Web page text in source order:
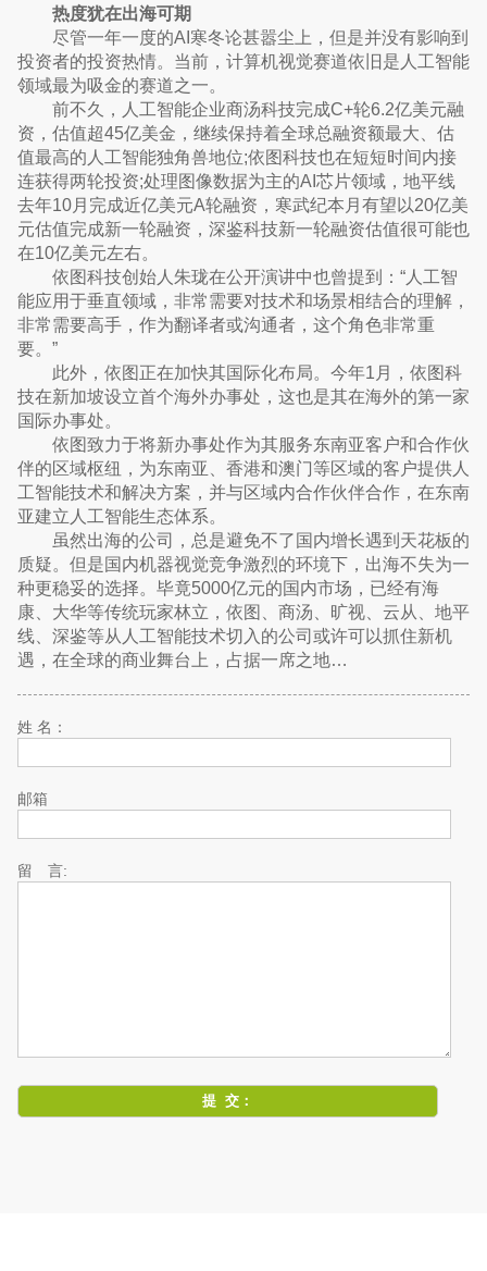
热度犹在出海可期
尽管一年一度的AI寒冬论甚嚣尘上，但是并没有影响到
投资者的投资热情。当前，计算机视觉赛道依旧是人工智能
领域最为吸金的赛道之一。
前不久，人工智能企业商汤科技完成C+轮6.2亿美元融
资，估值超45亿美金，继续保持着全球总融资额最大、估
值最高的人工智能独角兽地位;依图科技也在短短时间内接
连获得两轮投资;处理图像数据为主的AI芯片领域，地平线
去年10月完成近亿美元A轮融资，寒武纪本月有望以20亿美
元估值完成新一轮融资，深鉴科技新一轮融资估值很可能也
在10亿美元左右。
依图科技创始人朱珑在公开演讲中也曾提到：“人工智
能应用于垂直领域，非常需要对技术和场景相结合的理解，
非常需要高手，作为翻译者或沟通者，这个角色非常重
要。”
此外，依图正在加快其国际化布局。今年1月，依图科
技在新加坡设立首个海外办事处，这也是其在海外的第一家
国际办事处。
依图致力于将新办事处作为其服务东南亚客户和合作伙
伴的区域枢纽，为东南亚、香港和澳门等区域的客户提供人
工智能技术和解决方案，并与区域内合作伙伴合作，在东南
亚建立人工智能生态体系。
虽然出海的公司，总是避免不了国内增长遇到天花板的
质疑。但是国内机器视觉竞争激烈的环境下，出海不失为一
种更稳妥的选择。毕竟5000亿元的国内市场，已经有海
康、大华等传统玩家林立，依图、商汤、旷视、云从、地平
线、深鉴等从人工智能技术切入的公司或许可以抓住新机
遇，在全球的商业舞台上，占据一席之地…
姓 名：
邮箱
留 言: